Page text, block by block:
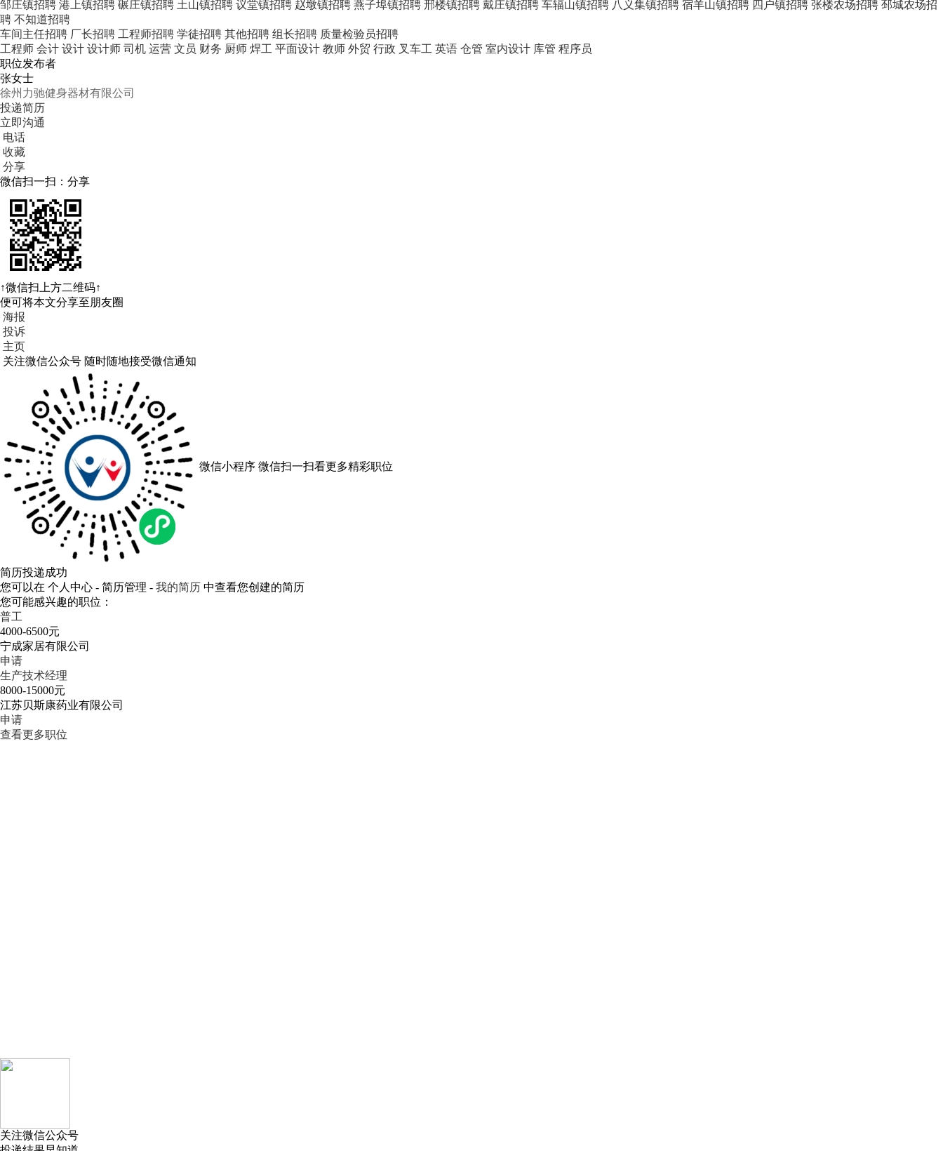
邹庄镇招聘 港上镇招聘 碾庄镇招聘 土山镇招聘 议堂镇招聘 赵墩镇招聘 燕子埠镇招聘 邢楼镇招聘 戴庄镇招聘 车辐山镇招聘 八义集镇招聘 宿羊山镇招聘 四户镇招聘 张楼农场招聘 邳城农场招
聘 不知道招聘
车间主任招聘 厂长招聘 工程师招聘 学徒招聘 其他招聘 组长招聘 质量检验员招聘
工程师 会计 设计 设计师 司机 运营 文员 财务 厨师 焊工 平面设计 教师 外贸 行政 叉车工 英语 仓管 室内设计 库管 程序员
职位发布者
张女士
徐州力驰健身器材有限公司
投递简历
立即沟通
电话
收藏
分享
微信扫一扫：分享
↑微信扫上方二维码↑
便可将本文分享至朋友圈
海报
投诉
主页
关注微信公众号 随时随地接受微信通知
微信小程序 微信扫一扫看更多精彩职位
简历投递成功
您可以在 个人中心 - 简历管理 - 我的简历 中查看您创建的简历
您可能感兴趣的职位：
普工
4000-6500元
宁成家居有限公司
申请
生产技术经理
8000-15000元
江苏贝斯康药业有限公司
申请
查看更多职位
关注微信公众号